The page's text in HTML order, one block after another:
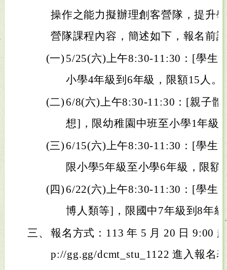
操作之能力擬辦理創客營隊，提升
營隊課程內容，簡述如下，報名前
(一) 5/25(六)上午8:30-11:30：[學生
小學4年級到6年級，限額15人。
(二) 6/8(六)上午8:30-11:30：[親子
想]，限幼稚園中班至小學1年級
(三) 6/15(六)上午8:30-11:30：[學生
限小學5年級至小學6年級，限額
(四) 6/22(六)上午8:30-11:30：[學生
博人類等]，限國中7年級到8年
三、 報名方式：113 年 5 月 20 日 9:00
p://gg.gg/dcmt_stu_1122 進入報名